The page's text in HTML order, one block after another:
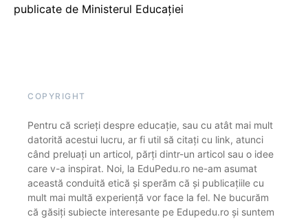
publicate de Ministerul Educației
COPYRIGHT
Pentru că scrieți despre educație, sau cu atât mai mult
datorită acestui lucru, ar fi util să citați cu link, atunci
când preluați un articol, părți dintr-un articol sau o idee
care v-a inspirat. Noi, la EduPedu.ro ne-am asumat
această conduită etică și sperăm că și publicațiile cu
mult mai multă experiență vor face la fel. Ne bucurăm
că găsiți subiecte interesante pe Edupedu.ro și suntem